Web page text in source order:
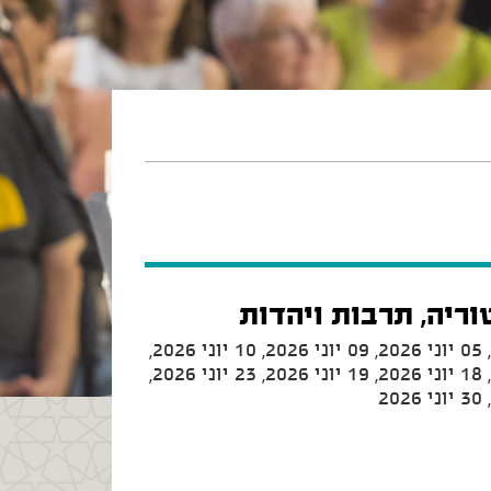
תרבות ויהדות
02 יוני 2026, 04 יוני 2026, 05 יוני 2026, 09 יוני 2026, 10 יוני 2026,
12 יוני 2026, 16 יוני 2026, 18 יוני 2026, 19 יוני 2026, 23 יוני 2026,